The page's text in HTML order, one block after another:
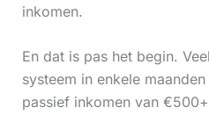
inkomen.
En dat is pas het begin.
systeem in enkele
passief inkomen van